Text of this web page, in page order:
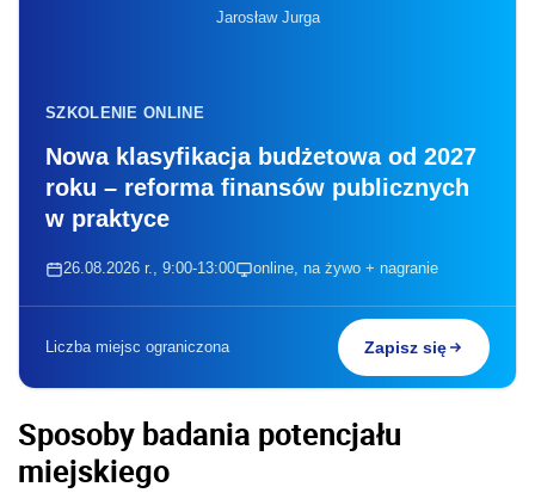
Jarosław Jurga
SZKOLENIE ONLINE
Nowa klasyfikacja budżetowa od 2027
roku – reforma finansów publicznych
w praktyce
26.08.2026 r., 9:00-13:00 online, na żywo + nagranie
Liczba miejsc ograniczona Zapisz się
Sposoby badania potencjału
miejskiego